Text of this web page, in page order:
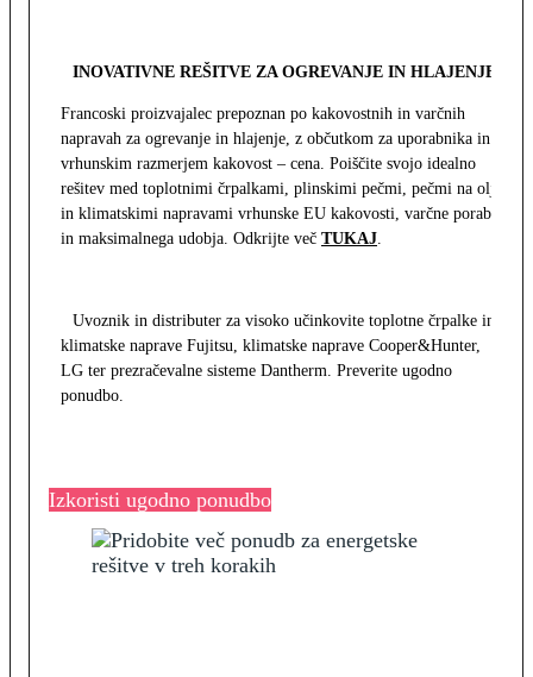
INOVATIVNE REŠITVE ZA OGREVANJE IN HLAJENJE
Francoski proizvajalec prepoznan po kakovostnih in varčnih
napravah za ogrevanje in hlajenje, z občutkom za uporabnika in z
vrhunskim razmerjem kakovost – cena. Poiščite svojo idealno
rešitev med toplotnimi črpalkami, plinskimi pečmi, pečmi na olje
in klimatskimi napravami vrhunske EU kakovosti, varčne porabe
in maksimalnega udobja. Odkrijte več TUKAJ
Uvoznik in distributer za visoko učinkovite toplotne črpalke in
klimatske naprave Fujitsu, klimatske naprave Cooper&Hunter,
LG ter prezračevalne sisteme Dantherm. Preverite ugodno
ponudbo.
Izkoristi ugodno ponudbo